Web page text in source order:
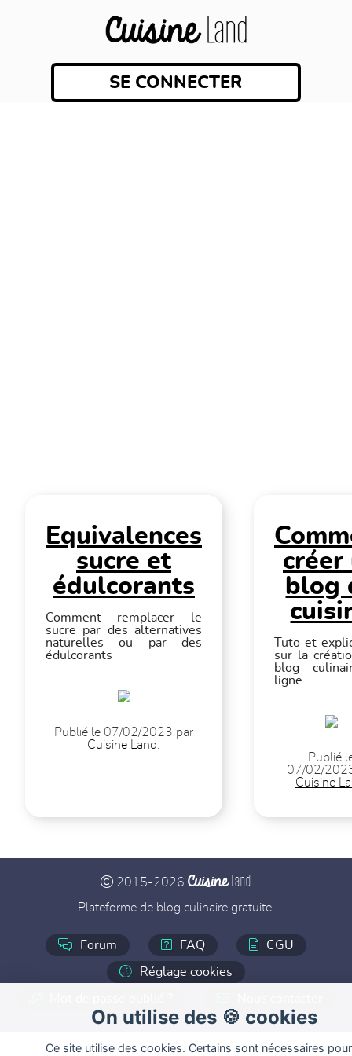
SE CONNECTER
Equivalences
sucre et
édulcorants
Comment remplacer le
sucre par des alternatives
naturelles ou par des
édulcorants
Publié le 07/02/2023 par
Cuisine Land
créer
blog
Tuto et
sur la
blog
ligne
Publié
07/02/
Cuisine
On utilise des 🍪 cookies
Ce site utilise des cookies. Certains sont nécessaires
2015-2026 CuisineLand
Plateforme de blog culinaire gratuite.
Forum FAQ CGU
Réglage cookies